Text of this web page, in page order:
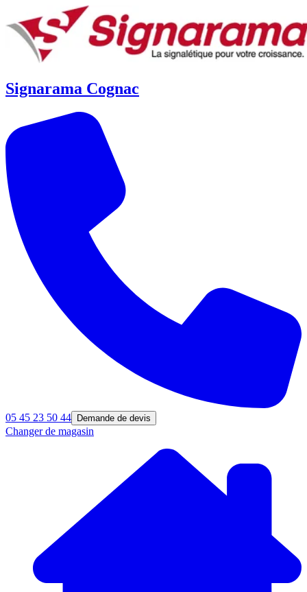
Signarama Cognac
05 45 23 50 44 Demande de devis
Changer de magasin